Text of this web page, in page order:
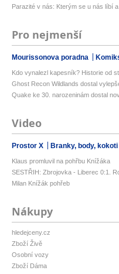
Parazité v nás: Kterým se u nás líbí
Pro nejmenší
Mourissonova poradna
Kdo vynalezl kapesník? Historie od
Ghost Recon Wildlands dostal
Quake ke 30. narozeninám dostal
Video
Prostor X Branky, body, kokoti
Klaus promluvil na pohřbu Knížáka
SESTŘIH: Zbrojovka - Liberec 0:1.
Milan Knížák pohřeb
Nákupy
hledejceny.cz
Zboží Živě
Osobní vozy
Zboží Dáma